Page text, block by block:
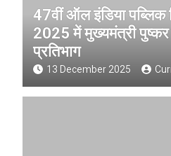
47वीं ऑल इंडिया
2025 में मुख्यमंत्री पुष्कर
प्रतिभाग
13 December 2025